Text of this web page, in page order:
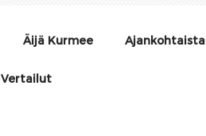
Äijä Kurmee Ajankohtaista
Vertailut